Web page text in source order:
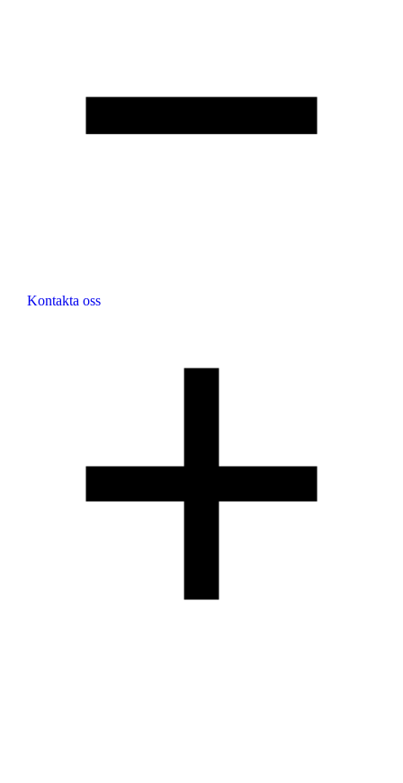
Kontakta oss